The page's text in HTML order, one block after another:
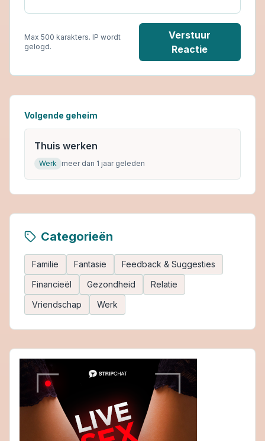
Max 500 karakters. IP wordt
gelogd.
Verstuur
Reactie
Volgende geheim
Thuis werken
Werk meer dan 1 jaar geleden
Categorieën
Familie Fantasie
Feedback & Suggesties
Financieël
Gezondheid
Relatie
Vriendschap
Werk